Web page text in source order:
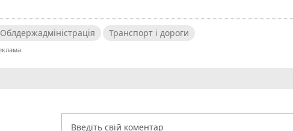
Облдержадміністрація Транспорт і дороги